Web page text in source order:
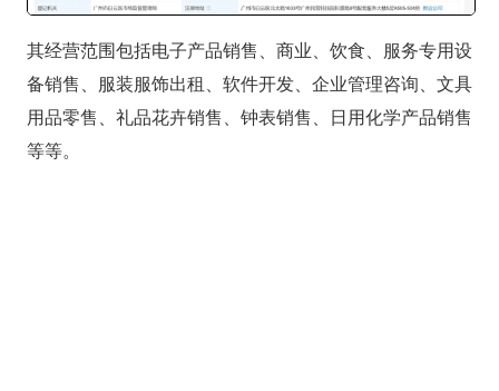
其经营范围包括电子产品销售、商业、饮食、服务专用设
备销售、服装服饰出租、软件开发、企业管理咨询、文具
用品零售、礼品花卉销售、钟表销售、日用化学产品销售
等等。